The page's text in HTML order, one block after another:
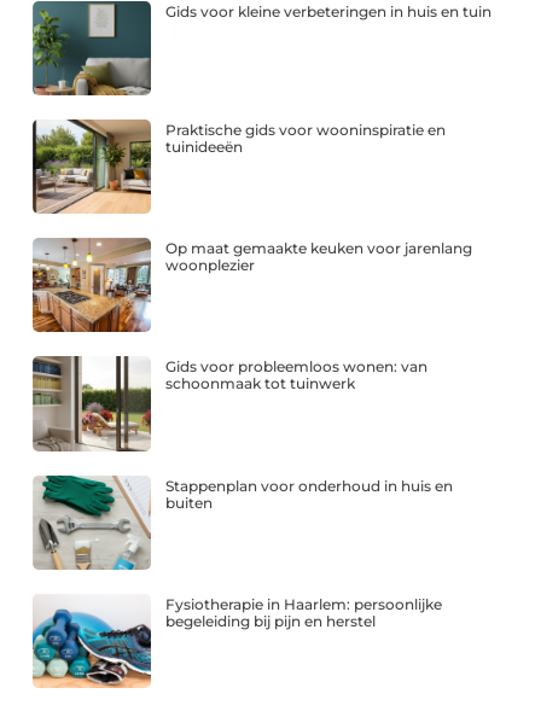
Gids voor kleine verbeteringen in huis en tuin
Praktische gids voor wooninspiratie en
tuinideeën
Op maat gemaakte keuken voor jarenlang
woonplezier
Gids voor probleemloos wonen: van
schoonmaak tot tuinwerk
Stappenplan voor onderhoud in huis en
buiten
Fysiotherapie in Haarlem: persoonlijke
begeleiding bij pijn en herstel